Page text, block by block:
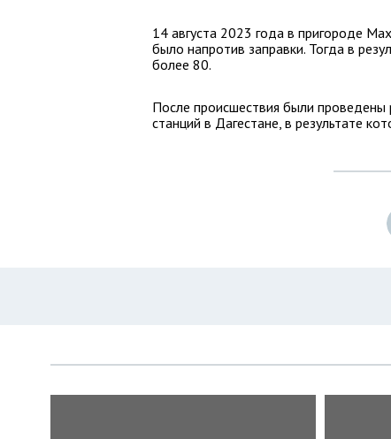
14 августа 2023 года в пригороде
было напротив заправки. Тогда в
более 80.
После происшествия были
станций в Дагестане, в результате